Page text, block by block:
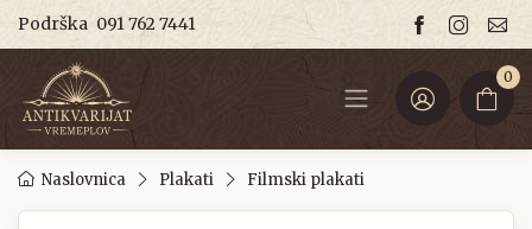
Podrška 091 762 7441
0
Naslovnica Plakati Filmski plakati